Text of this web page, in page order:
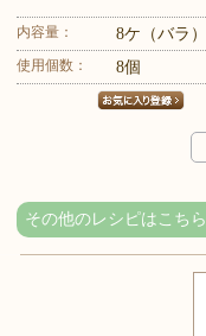
内容量： 8ケ（バラ）
使用個数： 8個
その他のレシピはこちら